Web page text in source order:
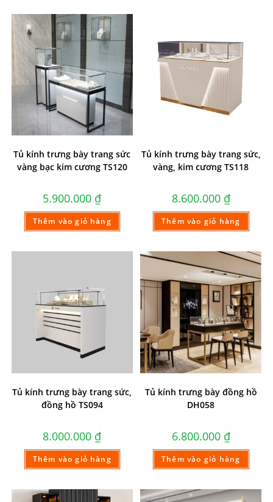
Tủ kính trưng bày trang sức
vàng bạc kim cương TS120
5.900.000 ₫
Thêm vào giỏ hàng
Tủ kính trưng bày trang sức,
vàng, kim cương TS118
8.600.000 ₫
Thêm vào giỏ hàng
Tủ kính trưng bày trang sức,
đồng hồ TS094
8.000.000 ₫
Thêm vào giỏ hàng
Tủ kính trưng bày đồng hồ
DH058
6.800.000 ₫
Thêm vào giỏ hàng